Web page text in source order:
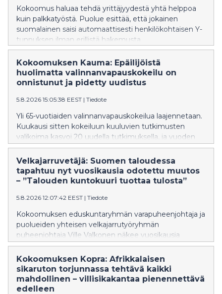
Kokoomus haluaa tehdä yrittäjyydestä yhtä helppoa
kuin palkkatyöstä. Puolue esittää, että jokainen
suomalainen saisi automaattisesti henkilökohtaisen Y-
tunnuksen ilman erillistä hakemusta.
Kokoomuksen Kauma: Epäilijöistä
huolimatta valinnanvapauskokeilu on
onnistunut ja pidetty uudistus
5.8.2026 15:05:38 EEST | Tiedote
Yli 65-vuotiaiden valinnanvapauskokeilua laajennetaan.
Kuukausi sitten kokeiluun kuuluvien tutkimusten
valikoima kasvoi 20 uudella tutkimuksella, ja vuoden
2027 alusta kokeiluun on tulossa lisää parannuksia.
Tavoitteena on nopeuttaa hoitoon pääsyä, parantaa
hoidon jatkuvuutta ja vastata entistä paremmin
ikääntyneiden tarpeisiin. Valinnanvapauskokeilu on
mahdollisuuden hakeutua yksityiselle yleislääkärille
julkisen terveydenhuollon asiakasmaksun hinnalla.
Velkajarruvetäjä: Suomen taloudessa
tapahtuu nyt vuosikausia odotettu muutos
– ”Talouden kuntokuuri tuottaa tulosta”
5.8.2026 12:07:42 EEST | Tiedote
Kokoomuksen eduskuntaryhmän varapuheenjohtaja ja
puolueiden yhteisen velkajarrutyöryhmän
puheenjohtaja Ville Valkonen näkee vuosikausia
odotetun ja Orpon hallituksen käynnistämän
rakennemuutoksen olevan nyt vauhdissa Suomen
taloudessa. Yksityinen sektori ja kansantalous kasvavat
samalla, kun suuria julkisia menoja saadaan
pienennettyä.
Kokoomuksen Kopra: Afrikkalaisen
sikaruton torjunnassa tehtävä kaikki
mahdollinen – villisikakantaa pienennettävä
edelleen